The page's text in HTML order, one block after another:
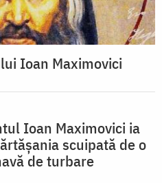
Ioan Maximovici
Ioan Maximovici ia
scuipată de o
de turbare